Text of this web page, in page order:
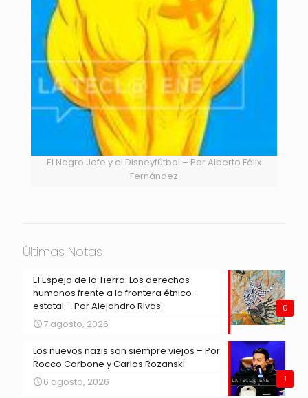
El Negro Jefe y el Disneyfútbol – Por Alberto Félix
Fernández
Últimas Notas
0
El Espejo de la Tierra: Los derechos
humanos frente a la frontera étnico-
estatal – Por Alejandro Rivas
7 agosto, 2026
1
Los nuevos nazis son siempre viejos – Por
Rocco Carbone y Carlos Rozanski
6 agosto, 2026